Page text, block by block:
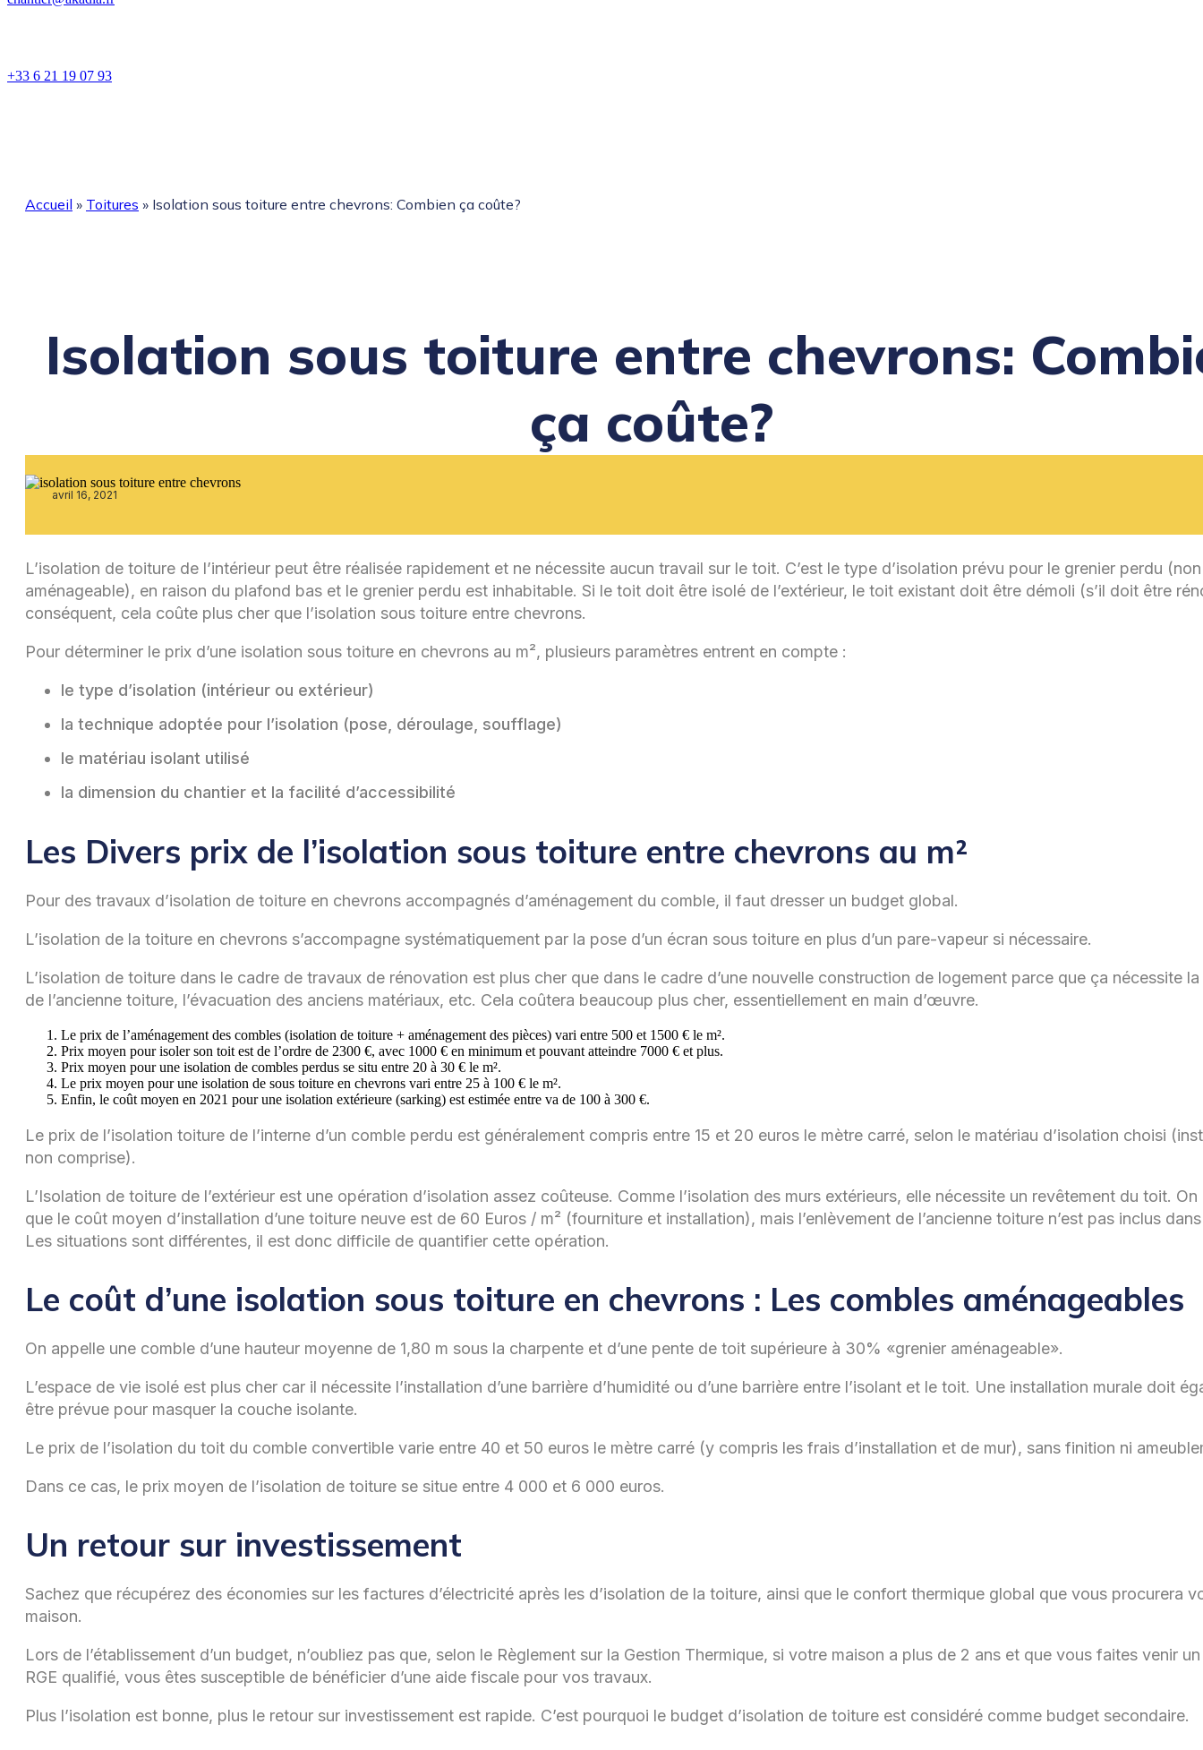
+33 6 21 19 07 93
Accueil » Toitures » Isolation sous toiture entre chevrons: Combien ça coûte?
Isolation sous toiture entre chevrons:
ça coûte?
avril 16, 2021
L’isolation de toiture de l’intérieur peut être réalisée rapidement et ne nécessite aucun travail sur le toit. C’est le type d’isolation prévu pour le grenier perdu (non
aménageable), en raison du plafond bas et le grenier perdu est inhabitable. Si le toit doit être isolé de l’extérieur, le toit existant doit être démoli (s’il doit être
conséquent, cela coûte plus cher que l’isolation sous toiture entre chevrons.
Pour déterminer le prix d’une isolation sous toiture en chevrons au m², plusieurs paramètres entrent en compte :
le type d’isolation (intérieur ou extérieur)
la technique adoptée pour l’isolation (pose, déroulage, soufflage)
le matériau isolant utilisé
la dimension du chantier et la facilité d’accessibilité
Les Divers prix de l’isolation sous toiture entre chevrons au m²
Pour des travaux d’isolation de toiture en chevrons accompagnés d’aménagement du comble, il faut dresser un budget global.
L’isolation de la toiture en chevrons s’accompagne systématiquement par la pose d’un écran sous toiture en plus d’un pare-vapeur si nécessaire.
L’isolation de toiture dans le cadre de travaux de rénovation est plus cher que dans le cadre d’une nouvelle construction de logement parce que ça nécessite
de l’ancienne toiture, l’évacuation des anciens matériaux, etc. Cela coûtera beaucoup plus cher, essentiellement en main d’œuvre.
Le prix de l’aménagement des combles (isolation de toiture + aménagement des pièces) vari entre 500 et 1500 € le m².
Prix moyen pour isoler son toit est de l’ordre de 2300 €, avec 1000 € en minimum et pouvant atteindre 7000 € et plus.
Prix moyen pour une isolation de combles perdus se situ entre 20 à 30 € le m².
Le prix moyen pour une isolation de sous toiture en chevrons vari entre 25 à 100 € le m².
Enfin, le coût moyen en 2021 pour une isolation extérieure (sarking) est estimée entre va de 100 à 300 €.
Le prix de l’isolation toiture de l’interne d’un comble perdu est généralement compris entre 15 et 20 euros le mètre carré, selon le matériau d’isolation choisi
non comprise).
L’Isolation de toiture de l’extérieur est une opération d’isolation assez coûteuse. Comme l’isolation des murs extérieurs, elle nécessite un revêtement du toit. On
que le coût moyen d’installation d’une toiture neuve est de 60 Euros / m² (fourniture et installation), mais l’enlèvement de l’ancienne toiture n’est pas inclus
Les situations sont différentes, il est donc difficile de quantifier cette opération.
Le coût d’une isolation sous toiture en chevrons : Les combles aménageables
On appelle une comble d’une hauteur moyenne de 1,80 m sous la charpente et d’une pente de toit supérieure à 30% «grenier aménageable».
L’espace de vie isolé est plus cher car il nécessite l’installation d’une barrière d’humidité ou d’une barrière entre l’isolant et le toit. Une installation murale doit
être prévue pour masquer la couche isolante.
Le prix de l’isolation du toit du comble convertible varie entre 40 et 50 euros le mètre carré (y compris les frais d’installation et de mur), sans finition ni
Dans ce cas, le prix moyen de l’isolation de toiture se situe entre 4 000 et 6 000 euros.
Un retour sur investissement
Sachez que récupérez des économies sur les factures d’électricité après les d’isolation de la toiture, ainsi que le confort thermique global que vous procurera
maison.
Lors de l’établissement d’un budget, n’oubliez pas que, selon le Règlement sur la Gestion Thermique, si votre maison a plus de 2 ans et que vous faites venir
RGE qualifié, vous êtes susceptible de bénéficier d’une aide fiscale pour vos travaux.
Plus l’isolation est bonne, plus le retour sur investissement est rapide. C’est pourquoi le budget d’isolation de toiture est considéré comme budget secondaire.